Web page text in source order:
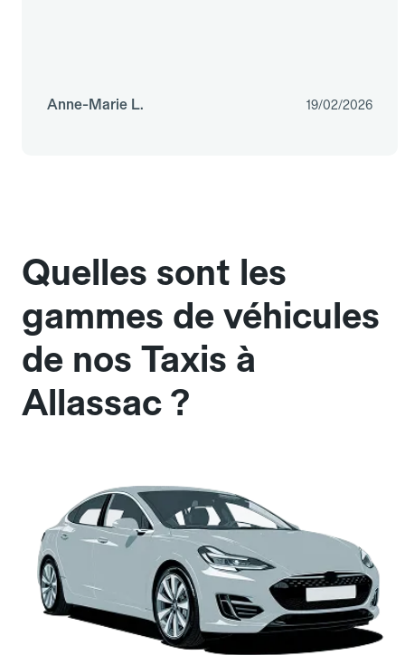
Anne-Marie L. 19/02/2026
Quelles sont les
gammes de véhicules
de nos Taxis à
Allassac ?